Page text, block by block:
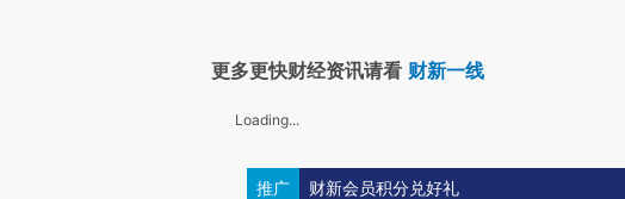
更多更快财经资讯请看 财新一线
Loading...
推广 财新会员积分兑好礼